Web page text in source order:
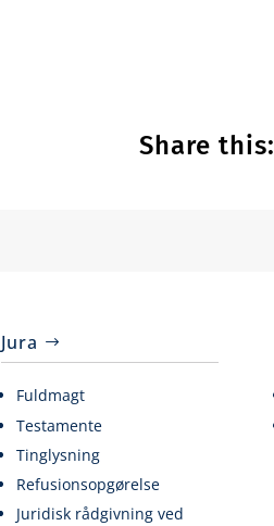
Share this:
Jura
Fuldmagt
Testamente
Tinglysning
Refusionsopgørelse
Juridisk rådgivning ved